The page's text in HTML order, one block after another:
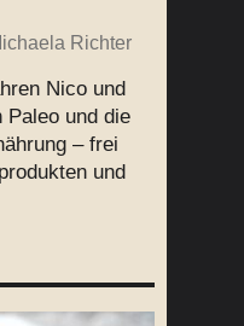
Richter
Nico und
Paleo und die
– frei
und